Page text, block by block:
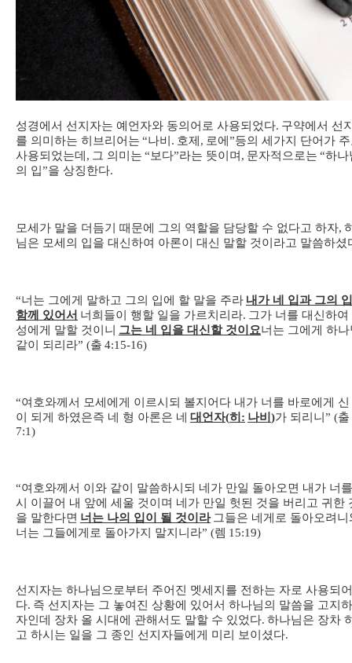
성경에서 선지자는 예언자와 동의어로 사용되었다. 구약에서 선
를 의미하는 히브리어는 “나비 . 호제 , 로에 ”등의 세가지 단어가
사용되었는데 , 그 의미는 “보다”라는 뜻이며 , 문자적으로는 “하나
의 입”을 상징한다.
모세가 말을 더듬기 때문에 그의 역할을 담당할 수 없다고 하자,
님은 모세의 입을 대신하여 아론이 대신 말할 것이라고 말씀하셨
“너는 그에게 말하고 그의 입에 할 말을 주라 내가 네 입과 그의
함께 있어서 너희들이 행할 일을 가르치리라. 그가 너를 대신하여
성에게 말할 것이니 그는 네 입을 대신할 것이요너는 그에게 하나
같이 되리라” (출 4:15-16)
“여호와께서 모세에게 이르시되 볼지어다 내가 너를 바로에게 신
이 되게 하였은즉 네 형 아론은 네 대언자(히 : 나비 )가 되리니 ” (출
7:1)
“여호와께서 이와 같이 말씀하시되 네가 만일 돌아오면 내가 너
시 이끌어 내 앞에 세울 것이며 네가 만일 헛된 것을 버리고 귀한
을 말한다면 너는 나의 입이 될 것이라 그들은 네게로 돌아오려니
너는 그들에게로 돌아가지 말지니라” (렘 15:19)
선지자는 하나님으로부터 주어진 멧세지를 전하는 자로 사용되
다. 즉 선지자는 그 놓여진 상황에 있어서 하나님의 말씀을 고지
자인데 장차 올 시대에 관해서도 말할 수 있었다. 하나님은 장차
고 하시는 일을 그 종인 선지자들에게 미리 보이셨다.